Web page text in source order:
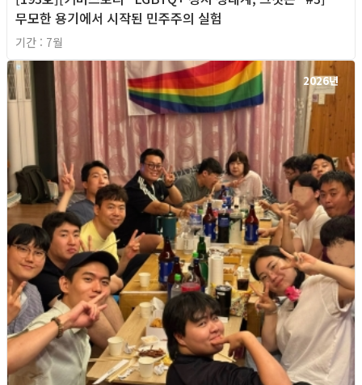
무모한 용기에서 시작된 민주주의 실험
기간 : 7월
2026년